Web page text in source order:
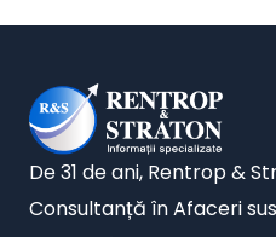
De 31 de ani, Rentrop &
Consultanță în Afaceri